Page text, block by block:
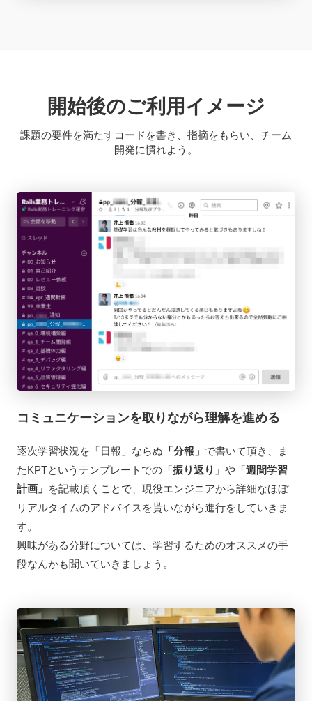
開始後のご利用イメージ
課題の要件を満たすコードを書き、指摘をもらい、チーム
開発に慣れよう。
コミュニケーションを取りながら理解を進める
逐次学習状況を「日報」ならぬ 「分報」 で書いて頂き、ま
たKPTというテンプレートでの「振り返り」 や「週間学習
計画」 を記載頂くことで、現役エンジニアから詳細なほぼ
リアルタイムのアドバイスを貰いながら進行をしていきま
す。
興味がある分野については、学習するためのオススメの手
段なんかも聞いていきましょう。